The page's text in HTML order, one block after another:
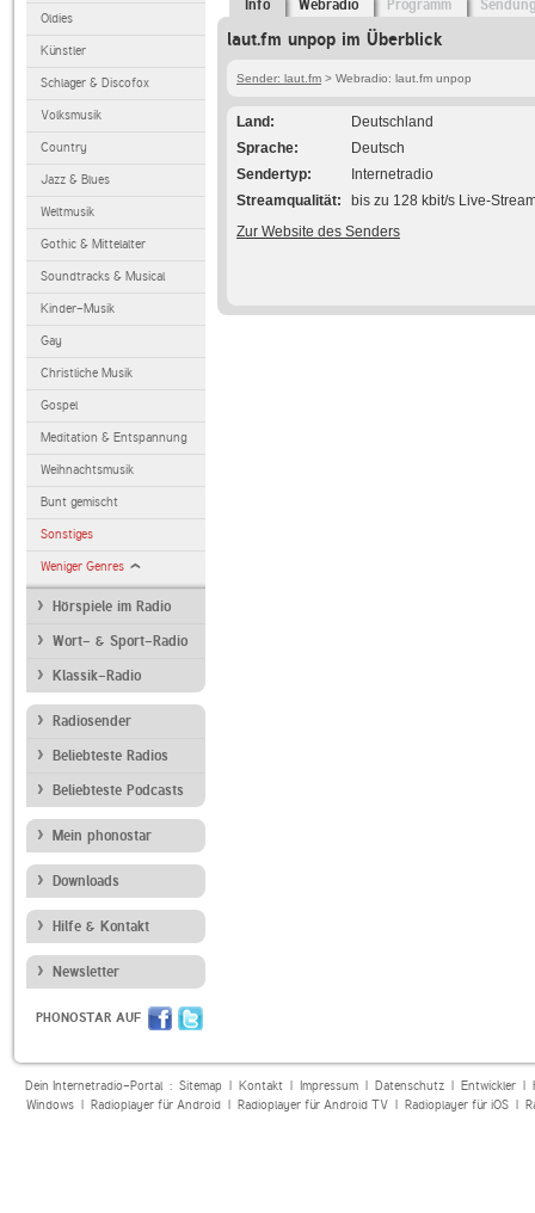
Oldies
Künstler
Schlager & Discofox
Volksmusik
Country
Jazz & Blues
Weltmusik
Gothic & Mittelalter
Soundtracks & Musical
Kinder-Musik
Gay
Christliche Musik
Gospel
Meditation & Entspannung
Weihnachtsmusik
Bunt gemischt
Sonstiges
Weniger Genres
Hörspiele im Radio
Wort- & Sport-Radio
Klassik-Radio
Radiosender
Beliebteste Radios
Beliebteste Podcasts
Mein phonostar
Downloads
Hilfe & Kontakt
Newsletter
PHONOSTAR AUF
Info Webradio Programm
laut.fm unpop im Überblick
Sender: laut.fm > Webradio: laut.fm unpop
Land
Deutschland
Sprache
Deutsch
Sendertyp
Internetradio
Streamqualität
bis zu 128 kbit/s Live-
Zur Website des Senders
Dein Internetradio-Portal : Sitemap| Kontakt| Impressum| Datenschutz| Entwickler|
Windows| Radioplayer für Android| Radioplayer für Android TV| Radioplayer für iOS|